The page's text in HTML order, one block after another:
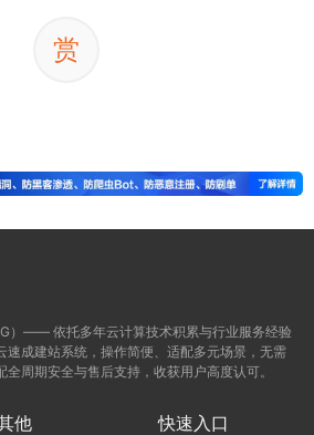
赏
）—— 依托多年云计算技术积累与行业服务经验
速成建站系统，操作简便、适配多元场景，无需
周期安全与售后支持，收获用户高度认可。
他 快速入口